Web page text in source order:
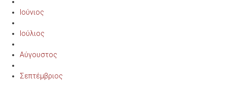
Ιούνιος
Ιούλιος
Αύγουστος
Σεπτέμβριος